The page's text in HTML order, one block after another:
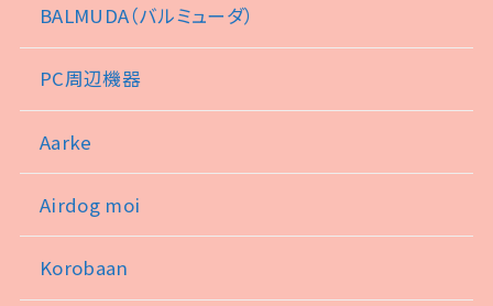
BALMUDA（バルミューダ）
PC周辺機器
Aarke
Airdog moi
Korobaan